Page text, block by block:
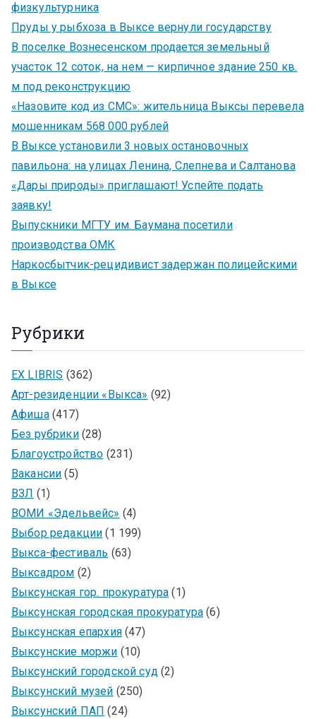
физкультурника
Пруды у рыбхоза в Выксе вернули государству
В поселке Вознесенском продается земельный
участок 12 соток, на нем — кирпичное здание 250 кв.
м под реконструкцию
«Назовите код из СМС»: жительница Выксы перевела
мошенникам 568 000 рублей
В Выксе установили 3 новых остановочных
павильона: на улицах Ленина, Слепнева и Салтанова
«Дары природы» приглашают! Успейте подать
заявку!
Выпускники МГТУ им. Баумана посетили
производства ОМК
Наркосбытчик-рецидивист задержан полицейскими
в Выксе
Рубрики
EX LIBRIS (362)
Арт-резиденции «Выкса» (92)
Афиша(417)
Без рубрики(28)
Благоустройство (231)
Вакансии (5)
ВЗЛ (1)
ВОМИ «Эдельвейс» (4)
Выбор редакции (1 199)
Выкса-фестиваль (63)
Выксадром (2)
Выксунская гор. прокуратура (1)
Выксунская городская прокуратура (6)
Выксунская епархия(47)
Выксунские моржи (10)
Выксунский городской суд(2)
Выксунский музей (250)
Выксунский ПАП (24)